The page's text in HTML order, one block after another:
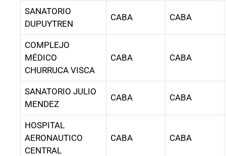
SANATORIO
DUPUYTREN
CABA CABA
COMPLEJO
MÉDICO
CHURRUCA VISCA
CABA CABA
SANATORIO JULIO
MENDEZ
CABA CABA
HOSPITAL
AERONAUTICO
CENTRAL
CABA CABA